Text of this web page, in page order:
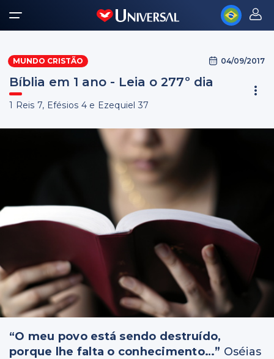
MUNDO CRISTÃO 04/09/2017
Bíblia em 1 ano - Leia o 277º dia
1 Reis 7, Efésios 4 e Ezequiel 37
“O meu povo está sendo destruído,
porque lhe falta o conhecimento…” Oséias